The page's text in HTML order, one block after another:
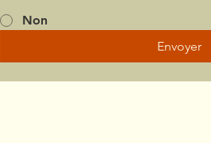
Non
Envoyer